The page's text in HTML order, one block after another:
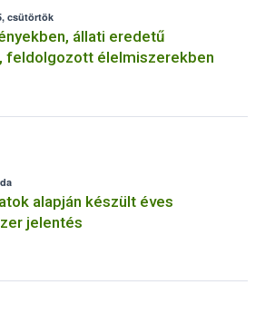
csütörtök
állati eredetű
feldolgozott élelmiszerekben
alapján készült éves
jelentés